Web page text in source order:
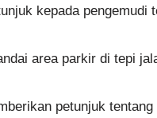
kepada pengemudi
area parkir di tepi
petunjuk